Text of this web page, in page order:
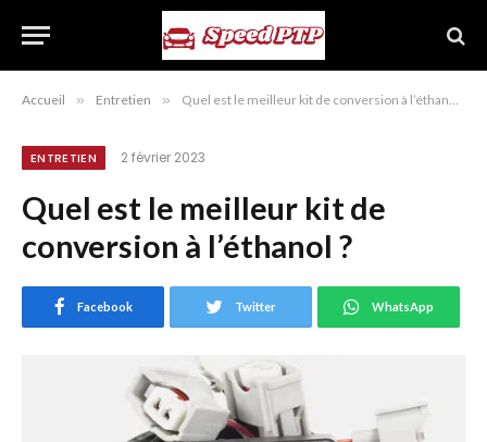
Accueil » Entretien » Quel est le meilleur kit de conversion à l’éthanol ?
ENTRETIEN 2 février 2023
Quel est le meilleur kit de
conversion à l’éthanol ?
Facebook Twitter WhatsApp